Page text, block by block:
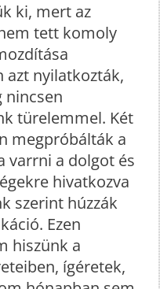
ki, mert az
tett komoly
azt nyilatkozták,
nincsen
türelemmel. Két
megpróbálták a
varrni a dolgot és
hivatkozva
szerint húzzák
Ezen
hiszünk a
ígéretek,